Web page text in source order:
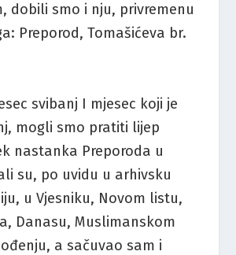
dobili smo i nju, privremenu
Preporod, Tomašićeva br.
svibanj I mjesec koji je
mogli smo pratiti lijep
nastanka Preporoda u
su, po uvidu u arhivsku
u Vjesniku, Novom listu,
Danasu, Muslimanskom
a sačuvao sam i